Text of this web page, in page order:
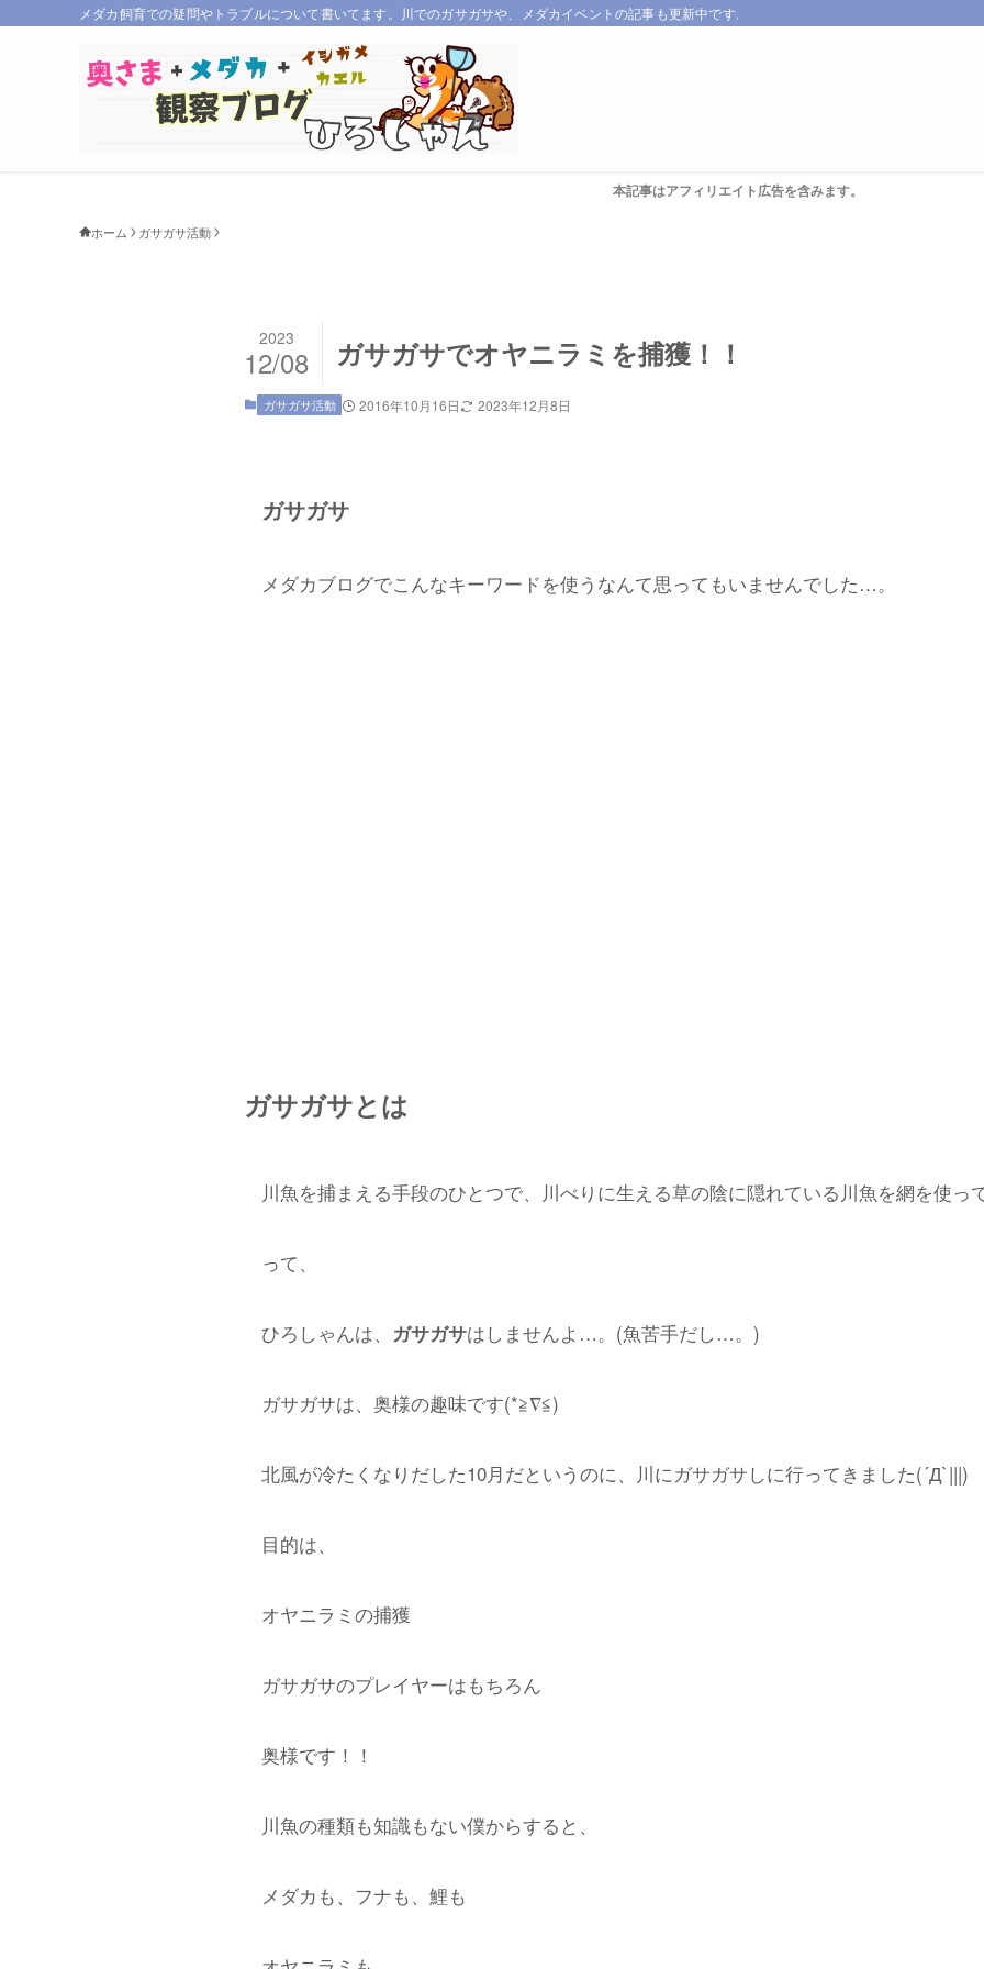
メダカ飼育での疑問やトラブルについて書いてます。川でのガサガサや、メダカイベントの記事も更新中です。
本記事はアフィリエイト広告を含みます。
ホーム ガサガサ活動
ガサガサでオヤニラミを捕獲！！
2023
12/08
ガサガサ活動 2016年10月16日 2023年12月8日
ガサガサ
メダカブログでこんなキーワードを使うなんて思ってもいませんでした…。
ガサガサとは
川魚を捕まえる手段のひとつで、川べりに生える草の陰に隠れている川魚を網を使っ
って、
ひろしゃんは、 ガサガサはしませんよ…。(魚苦手だし…。)
ガサガサは、奥様の趣味です(*≧︎∇︎≦︎)
北風が冷たくなりだした10月だというのに、川にガサガサしに行ってきました(´Д`|||)
目的は、
オヤニラミの捕獲
ガサガサのプレイヤーはもちろん
奥様です！！
川魚の種類も知識もない僕からすると、
メダカも、フナも、鯉も